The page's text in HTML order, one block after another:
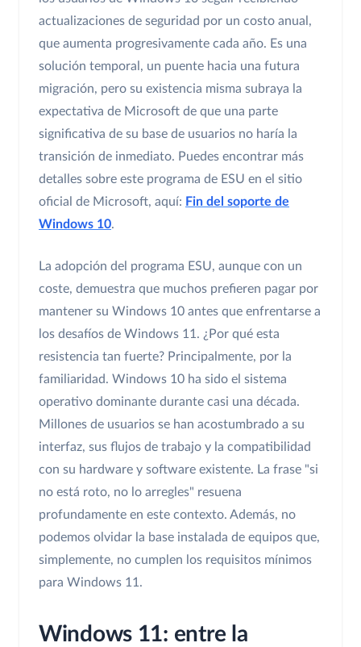
actualizaciones de seguridad por un costo anual,
que aumenta progresivamente cada año. Es una
solución temporal, un puente hacia una futura
migración, pero su existencia misma subraya la
expectativa de Microsoft de que una parte
significativa de su base de usuarios no haría la
transición de inmediato. Puedes encontrar más
detalles sobre este programa de ESU en el sitio
oficial de Microsoft, aquí: Fin del soporte de
Windows 10.
La adopción del programa ESU, aunque con un
coste, demuestra que muchos prefieren pagar por
mantener su Windows 10 antes que enfrentarse a
los desafíos de Windows 11. ¿Por qué esta
resistencia tan fuerte? Principalmente, por la
familiaridad. Windows 10 ha sido el sistema
operativo dominante durante casi una década.
Millones de usuarios se han acostumbrado a su
interfaz, sus flujos de trabajo y la compatibilidad
con su hardware y software existente. La frase "si
no está roto, no lo arregles" resuena
profundamente en este contexto. Además, no
podemos olvidar la base instalada de equipos que,
simplemente, no cumplen los requisitos mínimos
para Windows 11.
Windows 11: entre la